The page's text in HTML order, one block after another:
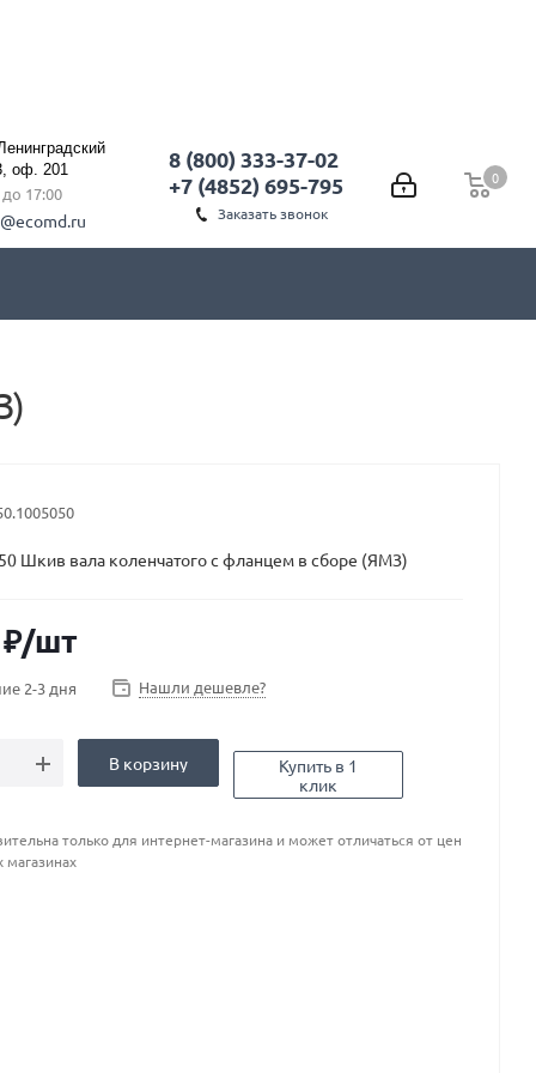
0
0
8 (800) 333-37-02
+7 (4852) 695-795
Заказать звонок
оф. 201
до 17:00
Шкив вала коленчатого с фланцем в сборе (ЯМЗ)
/шт
2-3 дня Нашли дешевле?
В корзину
Купить в 1
клик
только для интернет-магазина и может отличаться от цен
магазинах